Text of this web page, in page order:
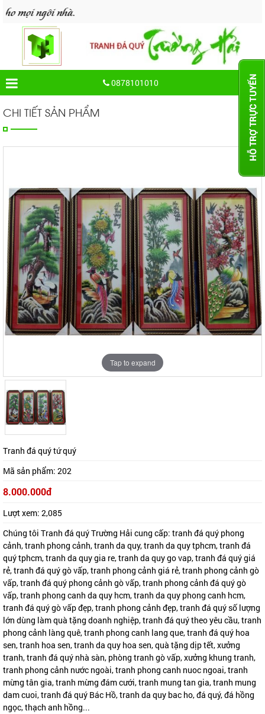
nhà.
0878101010
CHI TIẾT SẢN PHẨM
Tap to expand
Tap to expand
Tranh đá quý tứ quý
Mã sản phẩm: 202
8.000.000đ
Lượt xem: 2,085
Chúng tôi Tranh đá quý Trường Hải cung cấp: tranh đá quý phong
cảnh, tranh phong cảnh, tranh da quy, tranh da quy tphcm, tranh đá
quý tphcm, tranh da quy gia re, tranh da quy go vap, tranh đá quý giá
rẻ, tranh đá quý gò vấp, tranh phong cảnh giá rẻ, tranh phong cảnh gò
vấp, tranh đá quý phong cảnh gò vấp, tranh phong cảnh đá quý gò
vấp, tranh phong canh da quy hcm, tranh da quy phong canh hcm,
tranh đá quý gò vấp đẹp, tranh phong cảnh đẹp, tranh đá quý số lượng
lớn dùng làm quà tặng doanh nghiệp, tranh đá quý theo yêu cầu, tranh
phong cảnh làng quê, tranh phong canh lang que, tranh đá quý hoa
sen, tranh hoa sen, tranh da quy hoa sen, quà tặng dịp tết, xưởng
tranh, tranh đá quý nhà sàn, phòng tranh gò vấp, xưởng khung tranh,
tranh phong cảnh nước ngoài, tranh phong canh nuoc ngoai, tranh
mừng tân gia, tranh mừng đám cưới, tranh mung tan gia, tranh mung
dam cuoi, tranh đá quý Bác Hồ, tranh da quy bac ho, đá quý, đá hồng
ngọc, thạch anh hồng...